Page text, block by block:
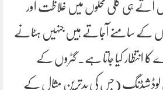
آتے ہی گلی محلوں میں غلاظت اور
کے سامنے آجاتے ہیں جنہیں ہٹانے
انتظار کیا جاتا ہے۔ گٹروں کے
لوڈشیڈنگ (جس کی بدترین مثال کے